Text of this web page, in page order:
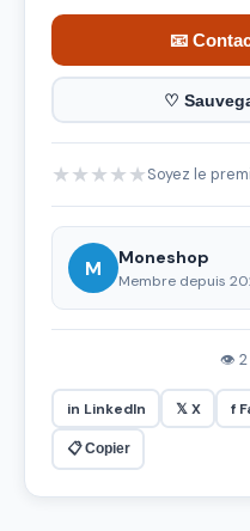
📧
♡
★★★★★Soyez le
M Moneshop
Membre depuis
👁 2
in LinkedIn 𝕏 X f
📋 Copier